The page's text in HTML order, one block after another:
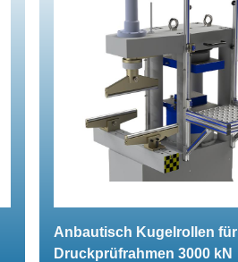
Anbautisch Kugelrollen für
Druckprüfrahmen 3000 kN